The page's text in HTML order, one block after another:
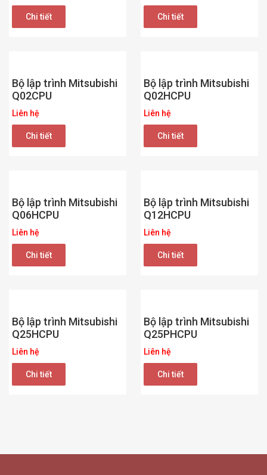
Chi tiết Chi tiết
Bộ lập trình Mitsubishi
Q02CPU
Liên hệ
Chi tiết
Bộ lập trình Mitsubishi
Q02HCPU
Liên hệ
Chi tiết
Bộ lập trình Mitsubishi
Q06HCPU
Liên hệ
Chi tiết
Bộ lập trình Mitsubishi
Q12HCPU
Liên hệ
Chi tiết
Bộ lập trình Mitsubishi
Q25HCPU
Liên hệ
Chi tiết
Bộ lập trình Mitsubishi
Q25PHCPU
Liên hệ
Chi tiết